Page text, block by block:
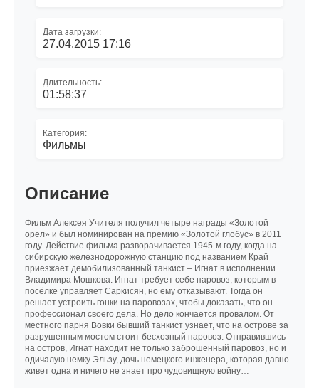
Дата загрузки:
27.04.2015 17:16
Длительность:
01:58:37
Категория:
Фильмы
Описание
Фильм Алексея Учителя получил четыре награды «Золотой
орел» и был номинирован на премию «Золотой глобус» в 2011
году. Действие фильма разворачивается 1945-м году, когда на
сибирскую железнодорожную станцию под названием Край
приезжает демобилизованный танкист – Игнат в исполнении
Владимира Мошкова. Игнат требует себе паровоз, которым в
посёлке управляет Саркисян, но ему отказывают. Тогда он
решает устроить гонки на паровозах, чтобы доказать, что он
профессионал своего дела. Но дело кончается провалом. От
местного парня Вовки бывший танкист узнает, что на острове за
разрушенным мостом стоит бесхозный паровоз. Отправившись
на остров, Игнат находит не только заброшенный паровоз, но и
одичалую немку Эльзу, дочь немецкого инженера, которая давно
живет одна и ничего не знает про чудовищную войну…